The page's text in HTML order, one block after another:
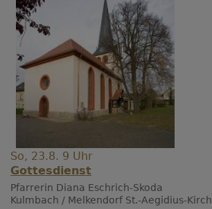
So, 23.8. 9 Uhr
Gottesdienst
Pfarrerin Diana Eschrich-Skoda
Kulmbach / Melkendorf St.-Aegidius-